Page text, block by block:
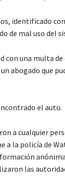
identificado
de mal uso del
con una multa
abogado que
el auto.
a cualquier
a la policía de
las